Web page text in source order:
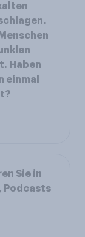
Haben
einmal
Sie in
Podcasts